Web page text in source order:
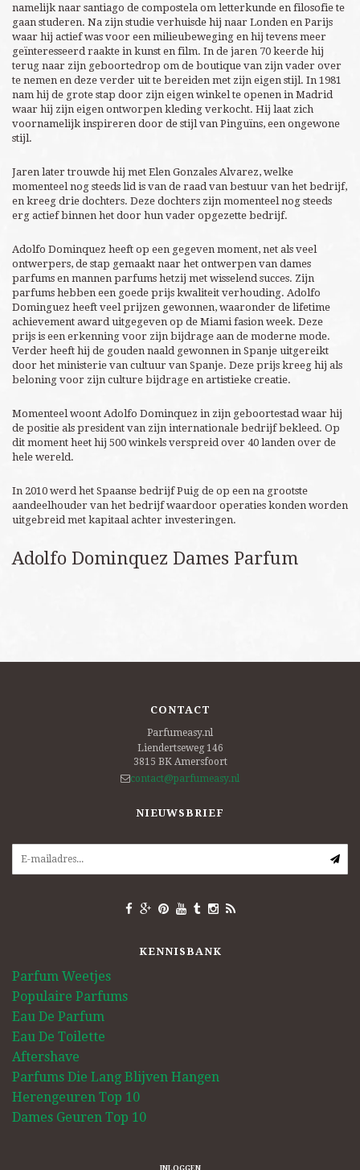
namelijk naar santiago de compostela om letterkunde en filosofie te
gaan studeren. Na zijn studie verhuisde hij naar Londen en Parijs
waar hij actief was voor een milieubeweging en hij tevens meer
geïnteresseerd raakte in kunst en film. In de jaren 70 keerde hij
terug naar zijn geboortedrop om de boutique van zijn vader over
te nemen en deze verder uit te bereiden met zijn eigen stijl. In 1981
nam hij de grote stap door zijn eigen winkel te openen in Madrid
waar hij zijn eigen ontworpen kleding verkocht. Hij laat zich
voornamelijk inspireren door de stijl van Pinguïns, een ongewone
stijl.
Jaren later trouwde hij met Elen Gonzales Alvarez, welke
momenteel nog steeds lid is van de raad van bestuur van het bedrijf,
en kreeg drie dochters. Deze dochters zijn momenteel nog steeds
erg actief binnen het door hun vader opgezette bedrijf.
Adolfo Dominquez heeft op een gegeven moment, net als veel
ontwerpers, de stap gemaakt naar het ontwerpen van dames
parfums en mannen parfums hetzij met wisselend succes. Zijn
parfums hebben een goede prijs kwaliteit verhouding. Adolfo
Dominguez heeft veel prijzen gewonnen, waaronder de lifetime
achievement award uitgegeven op de Miami fasion week. Deze
prijs is een erkenning voor zijn bijdrage aan de moderne mode.
Verder heeft hij de gouden naald gewonnen in Spanje uitgereikt
door het ministerie van cultuur van Spanje. Deze prijs kreeg hij als
beloning voor zijn culture bijdrage en artistieke creatie.
Momenteel woont Adolfo Dominquez in zijn geboortestad waar hij
de positie als president van zijn internationale bedrijf bekleed. Op
dit moment heet hij 500 winkels verspreid over 40 landen over de
hele wereld.
In 2010 werd het Spaanse bedrijf Puig de op een na grootste
aandeelhouder van het bedrijf waardoor operaties konden worden
uitgebreid met kapitaal achter investeringen.
Adolfo Dominquez Dames Parfum
CONTACT
Parfumeasy.nl
Liendertseweg 146
3815 BK Amersfoort
contact@parfumeasy.nl
NIEUWSBRIEF
KENNISBANK
Parfum Weetjes
Populaire Parfums
Eau De Parfum
Eau De Toilette
Aftershave
Parfums Die Lang Blijven Hangen
Herengeuren Top 10
Dames Geuren Top 10
INLOGGEN